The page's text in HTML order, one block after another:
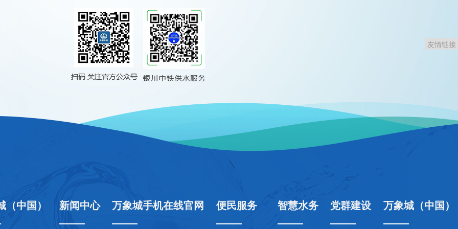
（中国） 新闻中心 万象城手机在线官网 便民服务 智慧水务 党群建设 万象城（中国）